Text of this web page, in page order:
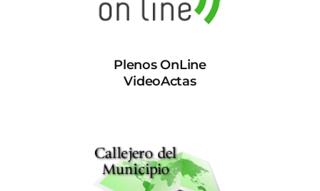
Plenos OnLine
VideoActas